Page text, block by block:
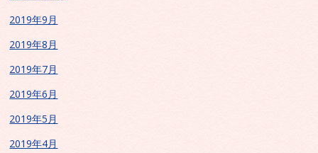
2019年9月
2019年8月
2019年7月
2019年6月
2019年5月
2019年4月